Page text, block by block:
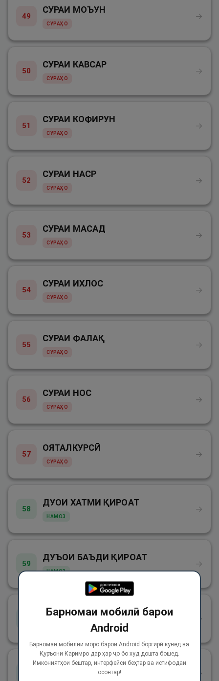
49
СУРАИ МОЪУН
СУРАҲО
→
50
СУРАИ КАВСАР
СУРАҲО
→
51
СУРАИ КОФИРУН
СУРАҲО
→
52
СУРАИ НАСР
СУРАҲО
→
53
СУРАИ МАСАД
СУРАҲО
→
54
СУРАИ ИХЛОС
СУРАҲО
→
55
СУРАИ ФАЛАҚ
СУРАҲО
→
56
СУРАИ НОС
СУРАҲО
→
57
ОЯТАЛКУРСӢ
СУРАҲО
→
58
ДУОИ ХАТМИ ҚИРОАТ
НАМОЗ
→
59
ДУЪОИ БАЪДИ ҚИРОАТ
НАМОЗ
→
→
НАМУДҲОИ ФАРЗ ВА СУННАТ
→
Барномаи мобилӣ барои
Android
Барномаи мобилии моро барои Android боргирӣ кунед ва
Қуръони Каримро дар ҳар ҷо бо худ дошта бошед.
Имкониятҳои бештар, интерфейси беҳтар ва истифодаи
осонтар!